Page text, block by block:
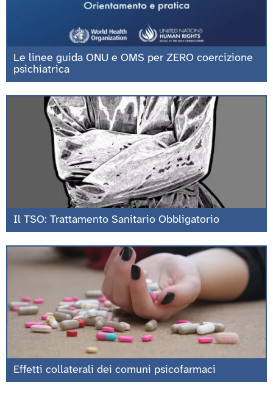
Le linee guida ONU e OMS per ZERO coercizione
psichiatrica
Il TSO: Trattamento Sanitario Obbligatorio
Effetti collaterali dei comuni psicofarmaci